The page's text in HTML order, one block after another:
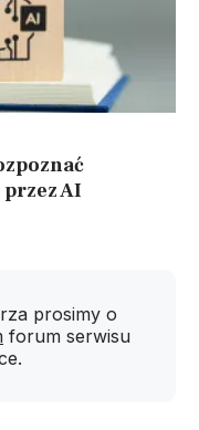
AI
prosimy o
forum serwisu